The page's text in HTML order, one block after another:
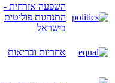
השפעה אזרחית -
התנהגות פוליטית
בישראל
אחריות ובריאות